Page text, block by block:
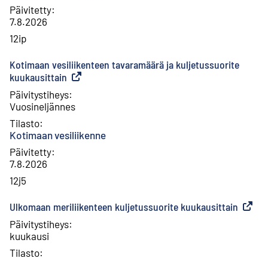
Päivitetty:
7.8.2026
12ip
Kotimaan vesiliikenteen tavaramäärä ja kuljetussuorite
kuukausittain Ulkoinen linkki
Päivitystiheys:
Vuosineljännes
Tilasto:
Kotimaan vesiliikenne
Päivitetty:
7.8.2026
12j5
Ulkomaan meriliikenteen kuljetussuorite kuukausittain
Päivitystiheys:
kuukausi
Tilasto: